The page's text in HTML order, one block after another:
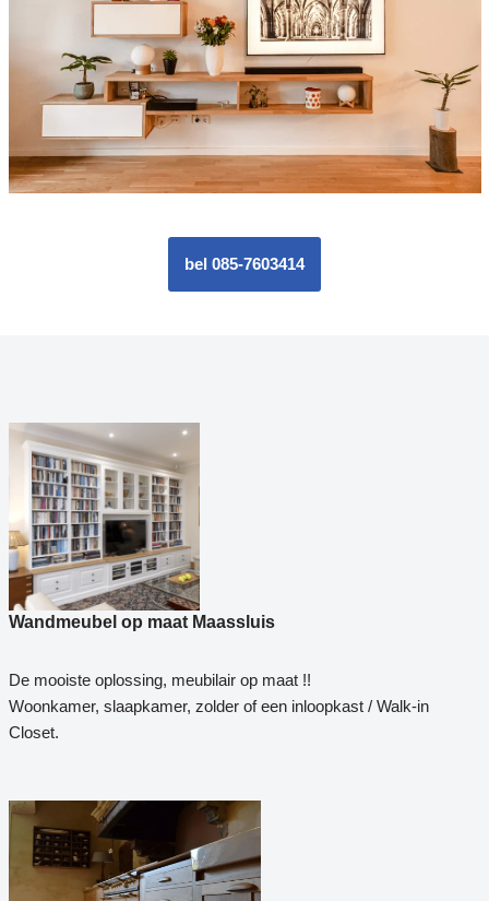
bel 085-7603414
Wandmeubel op maat Maassluis
De mooiste oplossing, meubilair op maat !!
Woonkamer, slaapkamer, zolder of een inloopkast / Walk-in
Closet.